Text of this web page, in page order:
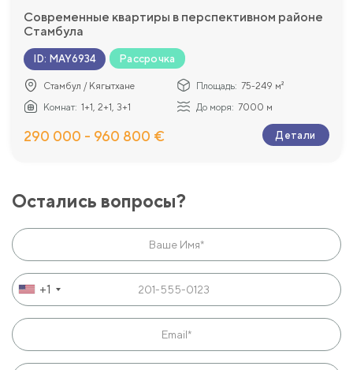
Современные квартиры в перспективном районе
Стамбула
ID: MAY6934 Рассрочка
Стамбул / Кягытхане Площадь: 75-249 м²
Комнат: 1+1, 2+1, 3+1 До моря: 7000 м
290 000 - 960 800 € Детали
Остались вопросы?
+1